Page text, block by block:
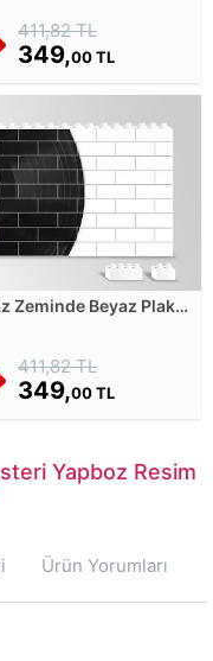
411,82 TL
349,00 TL
Zeminde Beyaz Plak
411,82 TL
349,00 TL
Yapboz Resim
Ürün Yorumları